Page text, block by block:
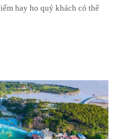
hay ho quý khách có thể